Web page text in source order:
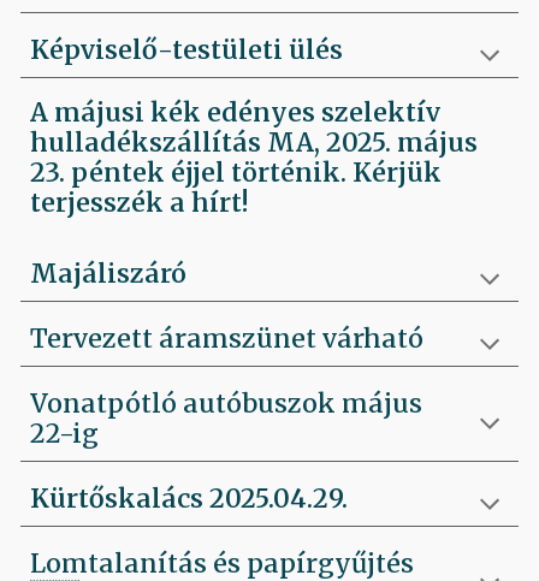
Képviselő-testületi ülés
A májusi kék edényes szelektív
hulladékszállítás MA, 2025. május
23. péntek éjjel történik. Kérjük
terjesszék a hírt!
Majáliszáró
Tervezett áramszünet várható
Vonatpótló autóbuszok május
22-ig
Kürtőskalács 2025.04.29.
Lomtalanítás és papírgyűjtés